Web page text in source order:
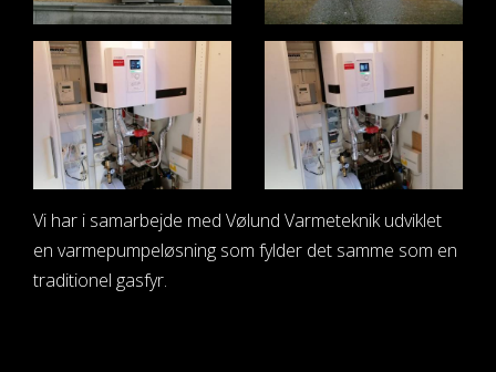
Vi har i samarbejde med Vølund Varmeteknik udviklet
en varmepumpeløsning som fylder det samme som en
traditionel gasfyr.